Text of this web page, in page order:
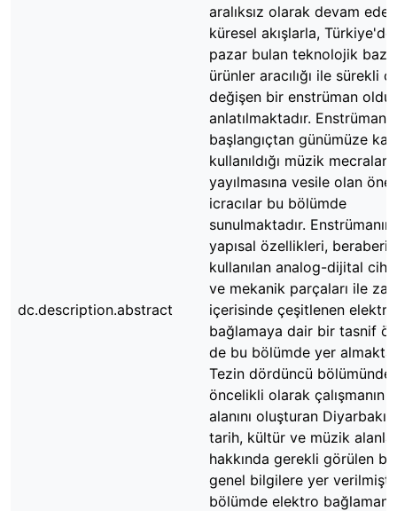
dc.description.abstract
aralıksız olarak devam eden
küresel akışlarla, Türkiye'de
pazar bulan teknolojik bazı
ürünler aracılığı ile sürekli
değişen bir enstrüman
anlatılmaktadır. Enstrümanın
başlangıçtan günümüze
kullanıldığı müzik mecraları
yayılmasına vesile olan
icracılar bu bölümde
sunulmaktadır. Enstrümanın
yapısal özellikleri,
kullanılan analog-dijital
ve mekanik parçaları ile
içerisinde çeşitlenen elektro
bağlamaya dair bir tasnif
de bu bölümde yer
Tezin dördüncü bölümünde,
öncelikli olarak çalışmanın
alanını oluşturan
tarih, kültür ve müzik
hakkında gerekli görülen
genel bilgilere yer
bölümde elektro